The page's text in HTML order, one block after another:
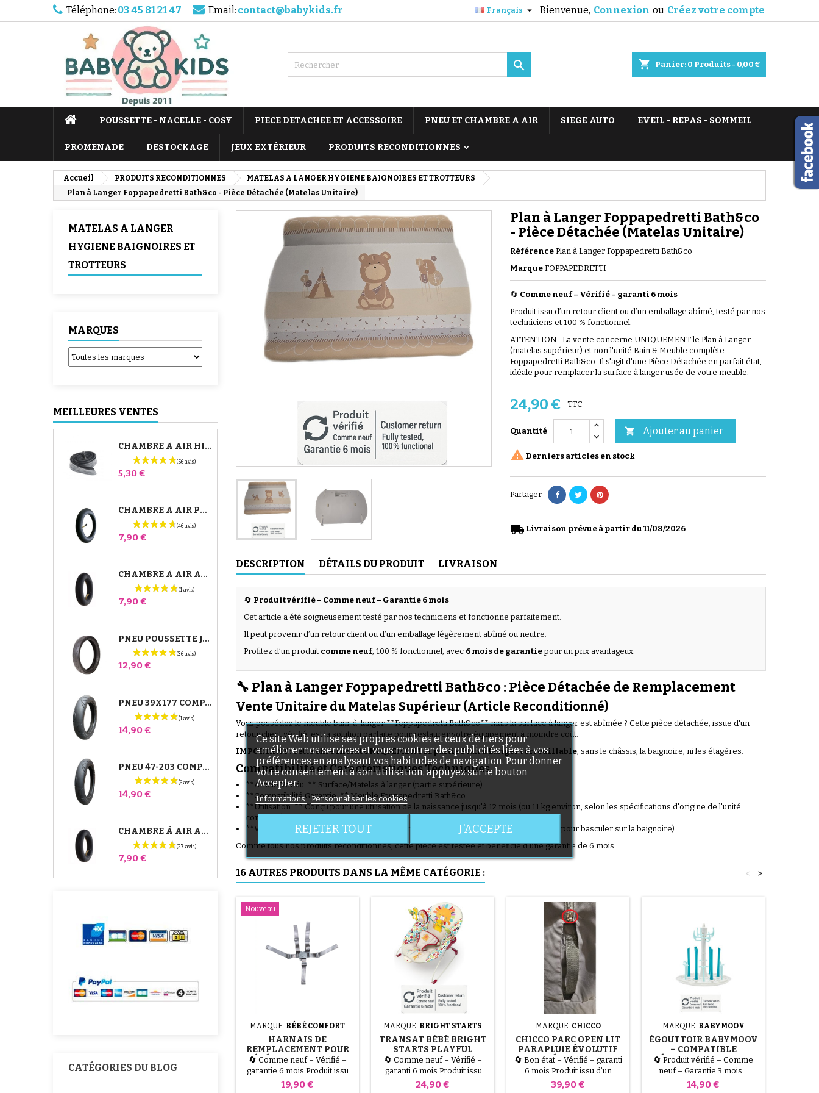
Téléphone: 03 45 81 21 47 Email: contact@babykids.fr Bienvenue, Connexion ou Créez votre compte
Français 
shopping_cart Panier: 0 Produits - 0,00 €

POUSSETTE - NACELLE - COSY PIECE DETACHEE ET ACCESSOIRE PNEU ET CHAMBRE A AIR SIEGE AUTO EVEIL - REPAS - SOMMEIL
PROMENADE DESTOCKAGE JEUX EXTÉRIEUR PRODUITS RECONDITIONNES
Accueil PRODUITS RECONDITIONNES
MATELAS A LANGER HYGIENE BAIGNOIRES ET TROTTEURS
Plan à Langer Foppapedretti Bath&co - Pièce Détachée (Matelas Unitaire)
MATELAS A LANGER
HYGIENE BAIGNOIRES ET
TROTTEURS
MARQUES
MEILLEURES VENTES
CHAMBRE À AIR HIGH TREK BÉBÉ CONFORT
(56 avis)
Prix
5,30 €
CHAMBRE À AIR POUSSETTE JANÉ SLALOM PRO ET POWERTWIN
(46 avis)
Prix
7,90 €
CHAMBRE À AIR AVANT POUSSETTE BUGABOO DONKEY
(1 avis)
Prix
7,90 €
PNEU POUSSETTE JANÉ SLALOM PRO ET POWERTWIN
Prix
12,90 €
PNEU 39X177 COMPATIBLE POUSSETTE BUGABOO DONKEY - POUR ROUE AVANT
Prix
14,90 €
PNEU 47-203 COMPATIBLE POUSSETTE BUGABOO DONKEY - POUR ROUE ARRIÈRE
Prix
14,90 €
CHAMBRE À AIR ARRIÈRE POUSSETTE WHIZZ RED CASTLE
Prix
7,90 €
CATÉGORIES DU BLOG
Plan à Langer Foppapedretti Bath&co
- Pièce Détachée (Matelas Unitaire)
Référence Plan à Langer Foppapedretti Bath&co
Marque FOPPAPEDRETTI
🔄 Comme neuf – Vérifié – garanti 6 mois
Produit issu d’un retour client ou d’un emballage abîmé, testé par nos
techniciens et 100 % fonctionnel.
ATTENTION : La vente concerne UNIQUEMENT le Plan à Langer
(matelas supérieur) et non l'unité Bain & Meuble complète
Foppapedretti Bath&co. Il s'agit d'une Pièce Détachée en parfait état,
idéale pour remplacer la surface à langer usée de votre meuble.
24,90 € TTC
Quantité  Ajouter au panier
 Derniers articles en stock
Partager
local_shipping Livraison prévue à partir du 11/08/2026
DESCRIPTION DÉTAILS DU PRODUIT LIVRAISON
🔄 Produit vérifié – Comme neuf – Garantie 6 mois
Cet article a été soigneusement testé par nos techniciens et fonctionne parfaitement.
Il peut provenir d’un retour client ou d’un emballage légèrement abîmé ou neutre.
Profitez d’un produit comme neuf, 100 % fonctionnel, avec 6 mois de garantiepour un prix avantageux.
🔧 Plan à Langer Foppapedretti Bath&co : Pièce Détachée de Remplacement
Vente Unitaire du Matelas Supérieur (Article Reconditionné)
Vous possédez le meuble bain-à-langer **Foppapedretti Bath&co** mais la surface à langer est abîmée ? Cette pièce détachée, issue d'un
retour client vérifié, est la solution parfaite pour restaurer votre équipement à moindre coût.
IMPORTANT : Cette offre inclut UNIQUEMENT la partie Plan à Langer verrouillable, sans le châssis, la baignoire, ni les étagères.
Compatibilité et Caractéristiques Techniques
**Article Vendu :** Surface/Matelas à langer (partie supérieure).
**Compatibilité Garantie :** Meuble Foppapedretti Bath&co.
**Utilisation :** Conçu pour une utilisation de la naissance jusqu'à 12 mois (ou 11 kg environ, selon les spécifications d'origine de l'unité
complète).
**Verrouillable :** Fonctionne avec le mécanisme de verrouillage de l'unité Bath&co (pour basculer sur la baignoire).
Comme tous nos produits reconditionnés, cette pièce est testée et bénéficie d'une garantie de 6 mois.
16 AUTRES PRODUITS DANS LA MÊME CATÉGORIE : >
<
Nouveau
MARQUE: BÉBÉ CONFORT
HARNAIS DE
REMPLACEMENT POUR
BÉBÉ CONFORT MEELY
PLUS
🔄 Comme neuf – Vérifié –
garantie 6 mois Produit issu
d’un retour client ou d’un
Prix
19,90 €
MARQUE: BRIGHT STARTS
TRANSAT BÉBÉ BRIGHT
STARTS PLAYFUL
PINWHEELS -
VIBRATIONS
APAISANTES
🔄 Comme neuf – Vérifié –
garanti 6 mois Produit issu
d’un retour client ou d’un
Prix
24,90 €
MARQUE: CHICCO
CHICCO PARC OPEN LIT
PARAPLUIE ÉVOLUTIF
GRIS- DÉFAUT MINEUR
HOUSSE
🔄 Bon état – Vérifié – garanti
6 mois Produit issu d’un
retour client ou d’un
Prix
39,90 €
MARQUE: BABYMOOV
ÉGOUTTOIR BABYMOOV
– COMPATIBLE
STÉRILISATEUR VAPEUR
2 EN 1 TURBO STEAM
PLUS
🔄 Produit vérifié – Comme
neuf – Garantie 3 mois
Article retourné (rétractation,
Prix
14,90 €
Ce site Web utilise ses propres cookies et ceux de tiers pour
améliorer nos services et vous montrer des publicités liées à vos
préférences en analysant vos habitudes de navigation. Pour donner
votre consentement à son utilisation, appuyez sur le bouton
Accepter.
Informations Personnaliser les cookies
REJETER TOUT J'ACCEPTE